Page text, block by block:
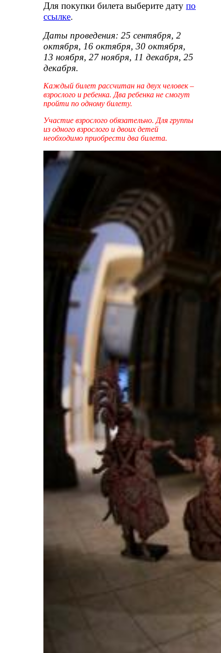
Для покупки билета выберите дату по
ссылке.
Даты проведения: 25 сентября, 2
октября, 16 октября, 30 октября,
13 ноября, 27 ноября, 11 декабря, 25
декабря.
Каждый билет рассчитан на двух человек –
взрослого и ребенка. Два ребенка не смогут
пройти по одному билету.
Участие взрослого обязательно. Для группы
из одного взрослого и двоих детей
необходимо приобрести два билета.